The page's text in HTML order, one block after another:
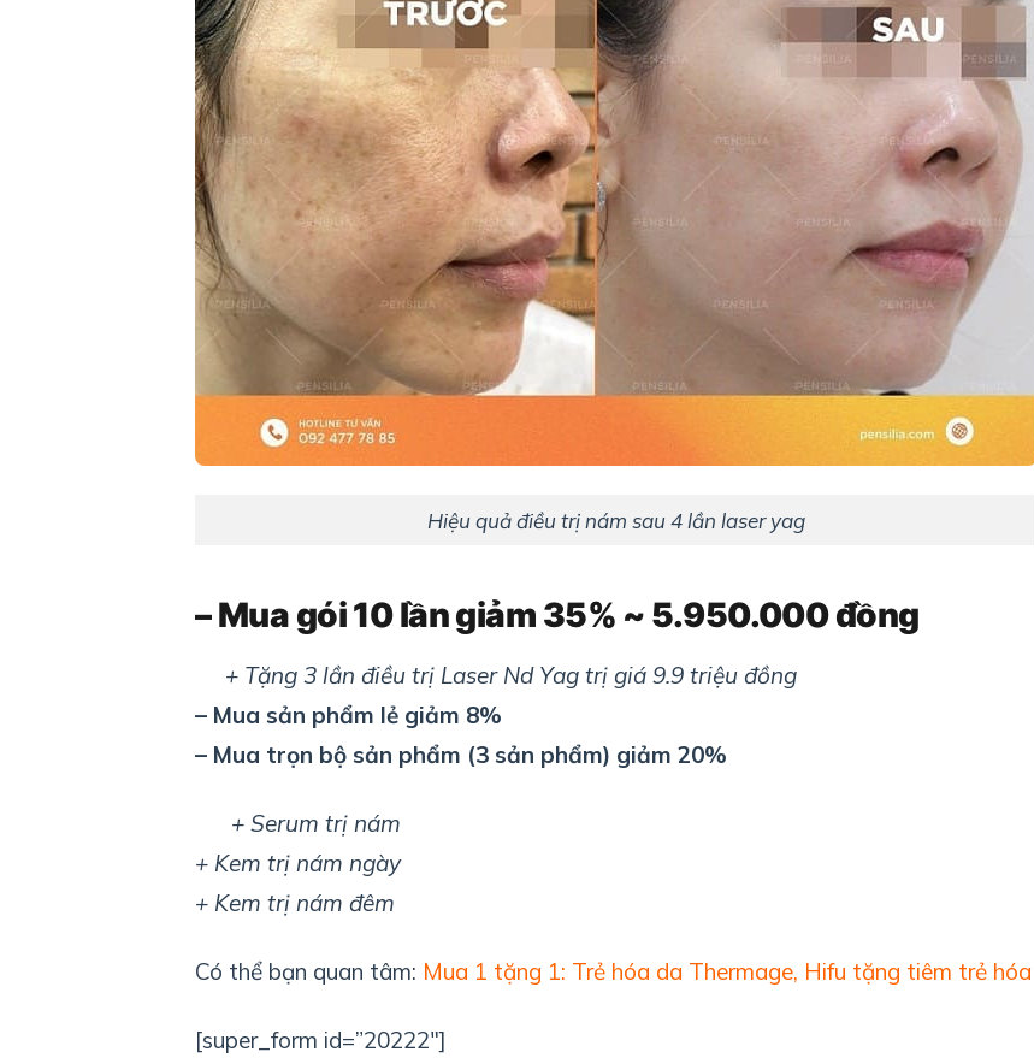
Hiệu quả điều trị nám sau 4 lần laser yag
– Mua gói 10 lần giảm 35% ~ 5.950.000 đồng
+ Tặng 3 lần điều trị Laser Nd Yag trị giá 9.9 triệu đồng
– Mua sản phẩm lẻ giảm 8%
– Mua trọn bộ sản phẩm (3 sản phẩm) giảm 20%
+ Serum trị nám
+ Kem trị nám ngày
+ Kem trị nám đêm
Có thể bạn quan tâm: Mua 1 tặng 1: Trẻ hóa da Thermage, Hifu tặng tiêm trẻ hóa
[super_form id=”20222″]